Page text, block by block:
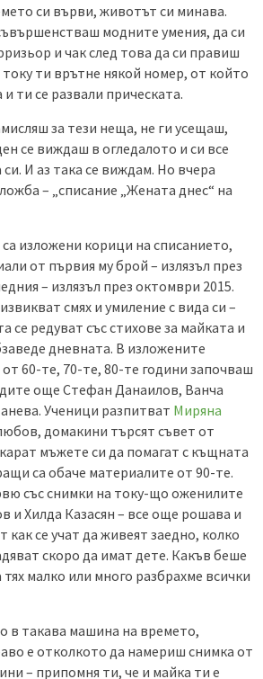
си върви, животът си минава.
модните умения, да си
и чак след това да си правиш
ти врътне някой номер, от който
ти се развали прическата.
за тези неща, не ги усещаш,
се виждаш в огледалото и си все
И аз така се виждам. Но вчера
– „списание „Жената днес“ на
изложени корици на списанието,
от първия му брой – излязъл през
– излязъл през октомври 2015.
смях и умиление с вида си –
се редуват със стихове за майката и
дневната. В изложените
60-те, 70-те, 80-те години започваш
още Стефан Данаилов, Ванча
Ученици разпитват Миряна
домакини търсят съвет от
мъжете си да помагат с къщната
са обаче материалите от 90-те.
със снимки на току-що оженилите
и Хилда Казасян – все още рошава и
как се учат да живеят заедно, колко
скоро да имат дете. Какъв беше
малко или много разбрахме всички
в такава машина на времето,
е отколкото да намериш снимка от
– припомня ти, че и майка ти е